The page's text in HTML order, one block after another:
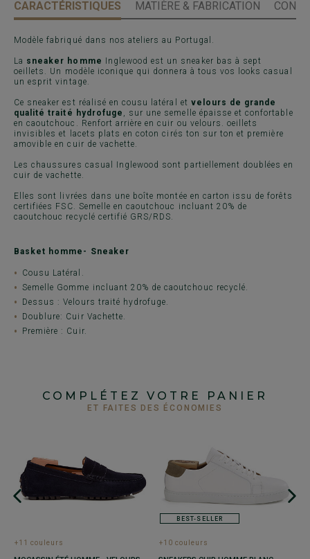
CARACTÉRISTIQUES MATIÈRE & FABRICATION
Modèle fabriqué dans nos ateliers au Portugal.
La sneaker homme
Inglewood est un sneaker bas à sept
oeillets. Un modèle iconique qui donnera à tous vos looks casual
un esprit vintage.
Ce sneaker est réalisé en cousu latéral et velours de grande
qualité traité hydrofuge , sur une semelle épaisse et confortable
en caoutchouc. Renfort arrière en cuir ou velours. oeillets
invisibles et lacets plats en coton cirés ton sur ton et première
amovible en cuir de vachette.
Les chaussures casual Inglewood sont partiellement doublées en
cuir de vachette.
Elles sont livrées dans une boîte montée en carton issu de forêts
certifiées FSC. Semelle en caoutchouc incluant 20% de
caoutchouc recyclé certifié GRS/RDS.
Basket homme- Sneaker
Cousu Latéral.
Semelle Gomme incluant 20% de caoutchouc recyclé.
Dessus : Velours traité hydrofuge.
Doublure: Cuir Vachette.
Première : Cuir.
COMPLÉTEZ VOTRE PANIER
ET FAITES DES ÉCONOMIES
+11 couleurs
BEST-SELLER
+10 couleurs